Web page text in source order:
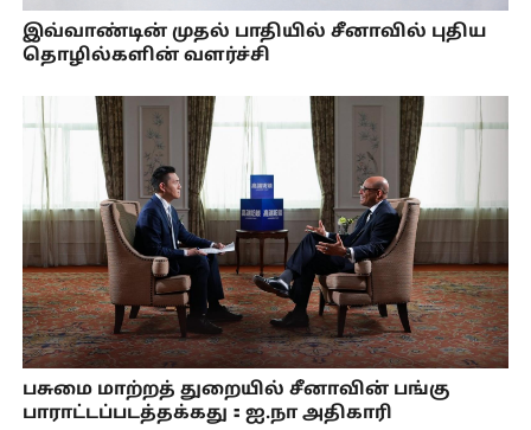
இவ்வாண்டின் முதல் பாதியில் சீனாவில் புதிய
தொழில்களின் வளர்ச்சி
பசுமை மாற்றத் துறையில் சீனாவின் பங்கு
பாராட்டப்படத்தக்கது：ஐ.நா அதிகாரி